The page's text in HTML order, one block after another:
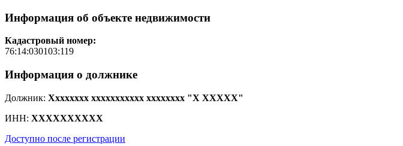
Информация об объекте недвижимости
Кадастровый номер:
76:14:030103:119
Информация о должнике
Должник: Xxxxxxxx xxxxxxxxxxx xxxxxxxx "X XXXXX"
ИНН: XXXXXXXXXX
Доступно после регистрации